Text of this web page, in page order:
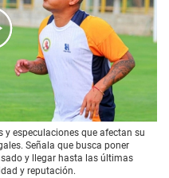
y especulaciones que afectan su
Señala que busca poner
y llegar hasta las últimas
y reputación.